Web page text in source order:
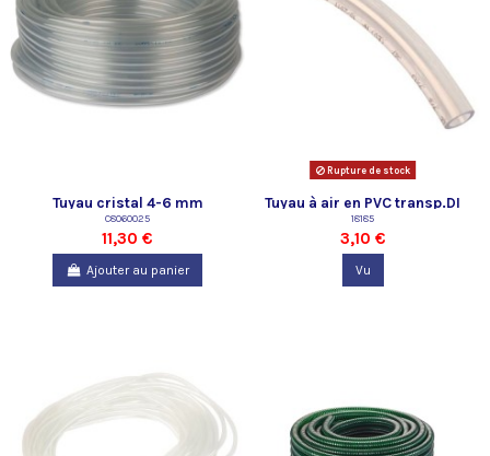
Tuyau cristal 4-6 mm
couronne de 25 m -Superfish
C8060025
11,30 €
Ajouter au panier
Rupture de stock
Tuyau à air en PVC transp.DI
9mm x 0,10m
18185
3,10 €
Vu